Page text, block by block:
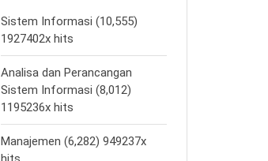
Sistem Informasi (10,555)
1927402x hits
Analisa dan Perancangan
Sistem Informasi (8,012)
1195236x hits
Manajemen (6,282) 949237x